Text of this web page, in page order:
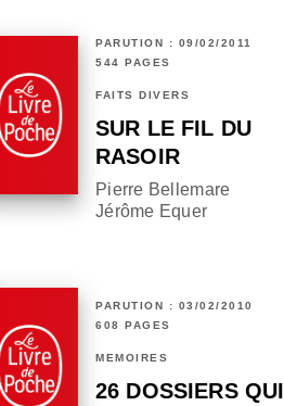
PARUTION : 09/02/2011
544 PAGES
FAITS DIVERS
SUR LE FIL DU
RASOIR
Pierre Bellemare
Jérôme Equer
PARUTION : 03/02/2010
608 PAGES
MÉMOIRES
26 DOSSIERS QUI